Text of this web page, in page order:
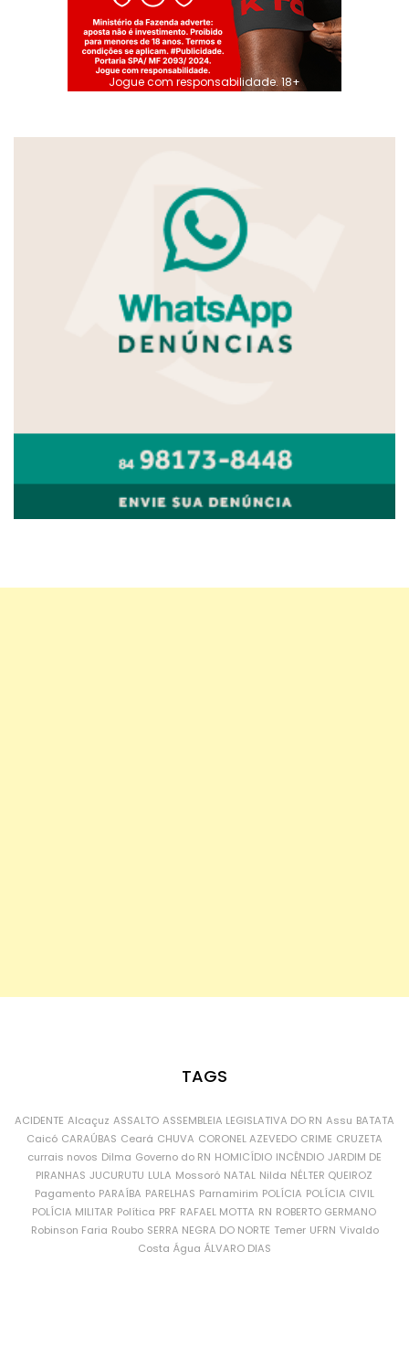
Jogue com responsabilidade. 18+
TAGS
ACIDENTE Alcaçuz ASSALTO ASSEMBLEIA LEGISLATIVA DO RN Assu BATATA
Caicó CARAÚBAS Ceará CHUVA CORONEL AZEVEDO CRIME CRUZETA
currais novos Dilma Governo do RN HOMICÍDIO INCÊNDIO JARDIM DE
PIRANHAS JUCURUTU LULA Mossoró NATAL Nilda NÉLTER QUEIROZ
Pagamento PARAÍBA PARELHAS Parnamirim POLÍCIA POLÍCIA CIVIL
POLÍCIA MILITAR Política PRF RAFAEL MOTTA RN ROBERTO GERMANO
Robinson Faria Roubo SERRA NEGRA DO NORTE Temer UFRN Vivaldo
Costa Água ÁLVARO DIAS